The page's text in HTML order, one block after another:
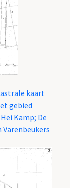
kaart
gebied
Kamp; De
Varenbeukers